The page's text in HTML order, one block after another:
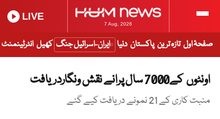
7 Aug, 2026
LIVE
صفحۂ اول تازہ ترین پاکستان دنیا ایران-اسرائیل جنگ کھیل انٹرٹینمنٹ
اونٹوں کے7000 سال پرانے نقش ونگاردریافت
منبت کاری کے 21 نمونے دریافت کیے گئے